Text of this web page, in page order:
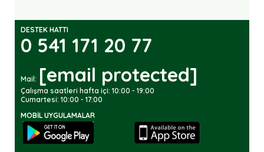
DESTEK HATTI
0 541 171 20 77
Mail: [email protected]
Çalışma saatleri hafta içi: 10:00 - 19:00
Cumartesi: 10:00 - 17:00
MOBIL UYGULAMALAR